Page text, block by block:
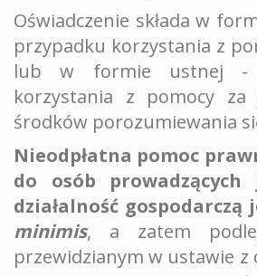
Oświadczenie składa w
przypadku korzystania z
lub w formie ustnej -
korzystania z pomocy za
środków porozumiewania
Nieodpłatna pomoc
do osób prowadzących
działalność gospodarczą
minimis, a zatem
przewidzianym w ustawie z